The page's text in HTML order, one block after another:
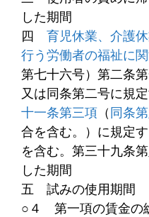
した期間
四 育児休業、介護
行う労働者の福祉に
第七十六号）第二条
又は同条第二号に規
十一条第三項 （同条
合を含む。）に規定
を含む。第三十九条
した期間
五 試みの使用期間
○４ 第一項の賃金の